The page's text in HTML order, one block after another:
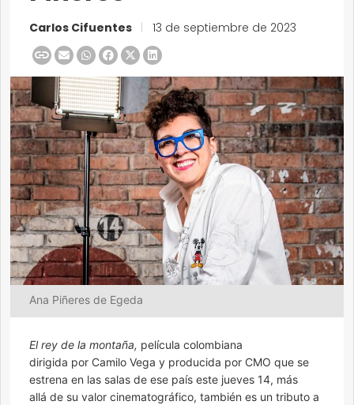
Carlos Cifuentes 13 de septiembre de 2023
Ana Piñeres de Egeda
El rey de la montaña, película colombiana
dirigida por Camilo Vega y producida por CMO que se
estrena en las salas de ese país este jueves 14, más
allá de su valor cinematográfico, también es un tributo a